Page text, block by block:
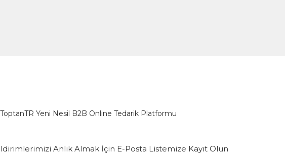
ToptanTR Yeni Nesil B2B Online Tedarik Platformu
Anlık Almak İçin E-Posta Listemize Kayıt Olun